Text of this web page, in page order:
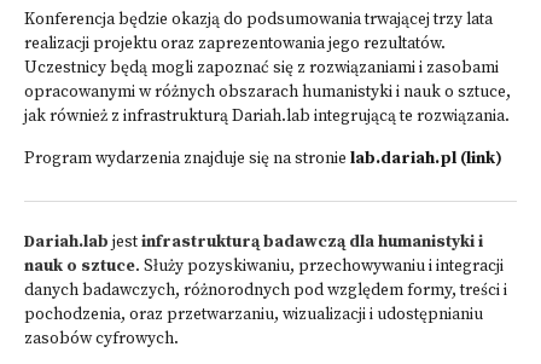
Konferencja będzie okazją do podsumowania trwającej trzy lata
realizacji projektu oraz zaprezentowania jego rezultatów.
Uczestnicy będą mogli zapoznać się z rozwiązaniami i zasobami
opracowanymi w różnych obszarach humanistyki i nauk o sztuce,
jak również z infrastrukturą Dariah.lab integrującą te rozwiązania.
Program wydarzenia znajduje się na stronie lab.dariah.pl (link)
Dariah.lab jestinfrastrukturą badawczą dla humanistyki i
nauk o sztuce. Służy pozyskiwaniu, przechowywaniu i integracji
danych badawczych, różnorodnych pod względem formy, treści i
pochodzenia, oraz przetwarzaniu, wizualizacji i udostępnianiu
zasobów cyfrowych.